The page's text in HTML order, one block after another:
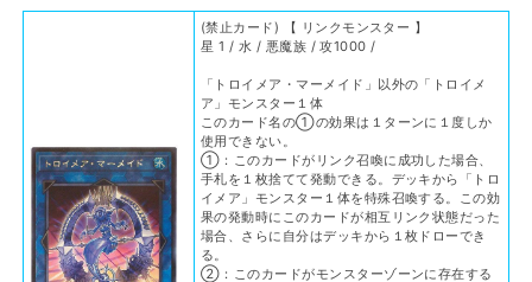
(禁止カード) 【 リンクモンスター 】
星 1 / 水 / 悪魔族 / 攻1000 /
「トロイメア・マーメイド」以外の「トロイメ
ア」モンスター１体
このカード名の①の効果は１ターンに１度しか
使用できない。
①：このカードがリンク召喚に成功した場合、
手札を１枚捨てて発動できる。デッキから「トロ
イメア」モンスター１体を特殊召喚する。この効
果の発動時にこのカードが相互リンク状態だった
場合、さらに自分はデッキから１枚ドローでき
る。
②：このカードがモンスターゾーンに存在する